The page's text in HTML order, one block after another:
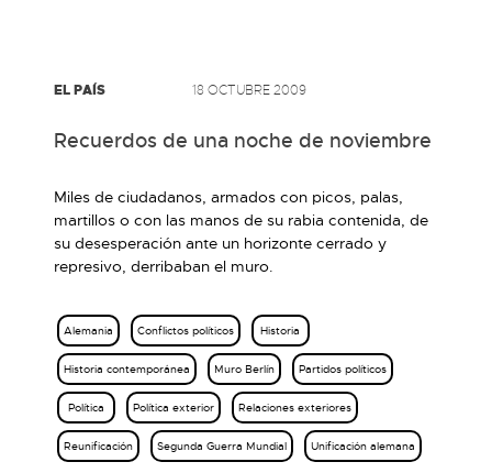
EL PAÍS 18 OCTUBRE 2009
Recuerdos de una noche de noviembre
Miles de ciudadanos, armados con picos, palas,
martillos o con las manos de su rabia contenida, de
su desesperación ante un horizonte cerrado y
represivo, derribaban el muro.
Alemania Conflictos políticos Historia
Historia contemporánea Muro Berlín Partidos políticos
Política Política exterior Relaciones exteriores
Reunificación Segunda Guerra Mundial Unificación alemana